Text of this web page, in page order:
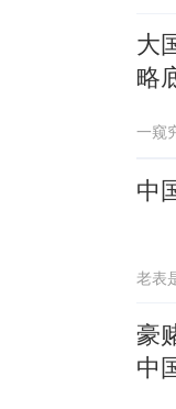
大
略
一窥
中
老表
豪
中